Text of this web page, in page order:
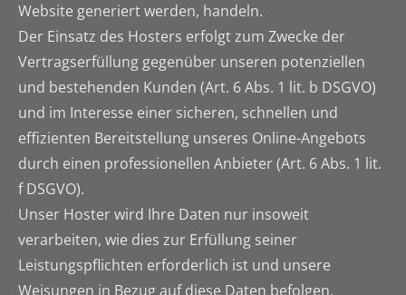
Website generiert werden, handeln.
Der Einsatz des Hosters erfolgt zum Zwecke der
Vertragserfüllung gegenüber unseren potenziellen
und bestehenden Kunden (Art. 6 Abs. 1 lit. b DSGVO)
und im Interesse einer sicheren, schnellen und
effizienten Bereitstellung unseres Online-Angebots
durch einen professionellen Anbieter (Art. 6 Abs. 1 lit.
f DSGVO).
Unser Hoster wird Ihre Daten nur insoweit
verarbeiten, wie dies zur Erfüllung seiner
Leistungspflichten erforderlich ist und unsere
Weisungen in Bezug auf diese Daten befolgen.